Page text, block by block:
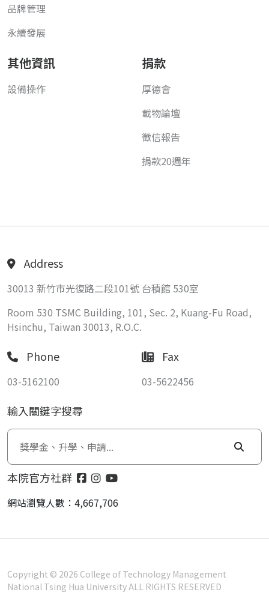
品牌管理
永續發展
其他資訊
設備操作
捐款
厚德會
載物論壇
徵信報告
捐款20週年
Address
30013 新竹市光復路二段101號 台積館 530室
Room 530 TSMC Building, 101, Sec. 2, Kuang-Fu Road,
Hsinchu, Taiwan 30013, R.O.C.
Phone
03-5162100
Fax
03-5622456
輸入關鍵字搜尋
本院官方社群
網站瀏覽人數：4,667,706
Copyright © 2026 College of Technology Management
National Tsing Hua University ALL RIGHTS RESERVED